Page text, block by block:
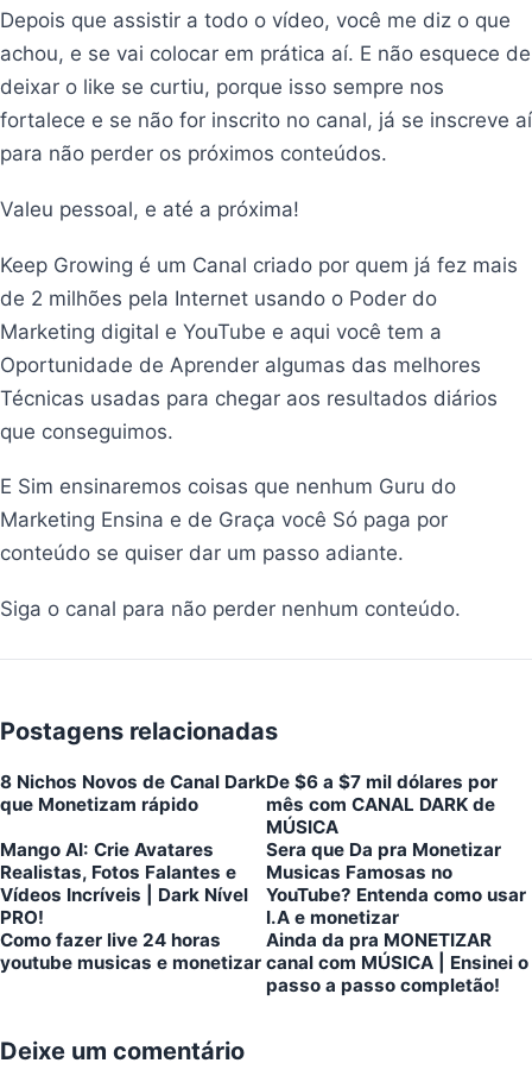
Depois que assistir a todo o vídeo, você me diz o que
achou, e se vai colocar em prática aí. E não esquece de
deixar o like se curtiu, porque isso sempre nos
fortalece e se não for inscrito no canal, já se inscreve aí
para não perder os próximos conteúdos.
Valeu pessoal, e até a próxima!
Keep Growing é um Canal criado por quem já fez mais
de 2 milhões pela Internet usando o Poder do
Marketing digital e YouTube e aqui você tem a
Oportunidade de Aprender algumas das melhores
Técnicas usadas para chegar aos resultados diários
que conseguimos.
E Sim ensinaremos coisas que nenhum Guru do
Marketing Ensina e de Graça você Só paga por
conteúdo se quiser dar um passo adiante.
Siga o canal para não perder nenhum conteúdo.
Postagens relacionadas
8 Nichos Novos de Canal Dark
que Monetizam rápido
De $6 a $7 mil dólares por
mês com CANAL DARK de
MÚSICA
Mango AI: Crie Avatares
Realistas, Fotos Falantes e
Vídeos Incríveis | Dark Nível
PRO!
Sera que Da pra Monetizar
Musicas Famosas no
YouTube? Entenda como usar
I.A e monetizar
Como fazer live 24 horas
youtube musicas e monetizar
Ainda da pra MONETIZAR
canal com MÚSICA | Ensinei o
passo a passo completão!
Deixe um comentário